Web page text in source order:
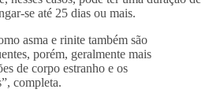
se até 25 dias ou mais.
asma e rinite também são
porém, geralmente mais
de corpo estranho e os
completa.